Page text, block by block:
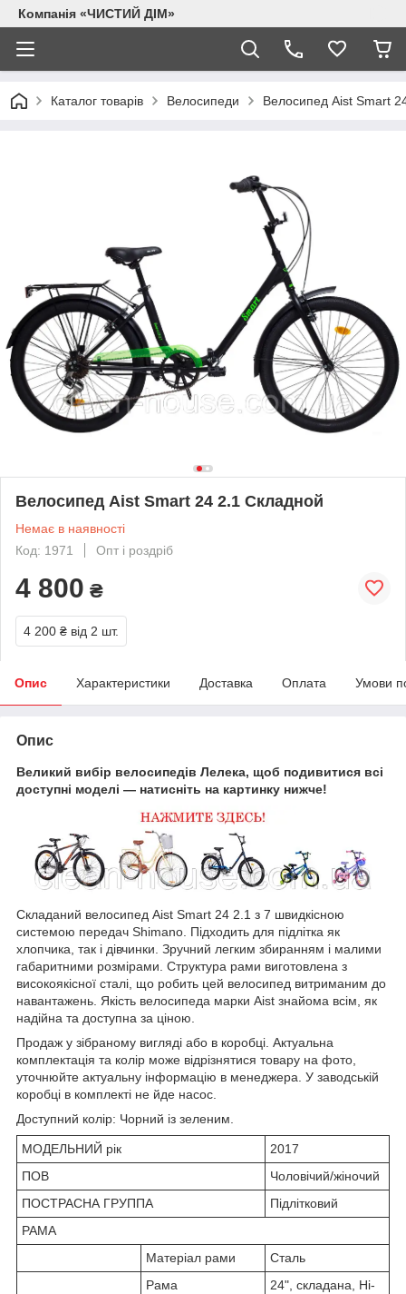
Компанія «ЧИСТИЙ ДІМ»
Каталог товарів Велосипеди Велосипед Aist Smart
Велосипед Aist Smart 24 2.1 Складной
Немає в наявності
Код: 1971
Опт і роздріб
4 800 ₴
4 200 ₴ від 2 шт.
Опис Характеристики Доставка Оплата Умови
Опис
Великий вибір велосипедів Лелека, щоб подивитися всі
доступні моделі — натисніть на картинку нижче!
Складаний велосипед Aist Smart 24 2.1 з 7 швидкісною
системою передач Shimano. Підходить для підлітка як
хлопчика, так і дівчинки. Зручний легким збиранням і малими
габаритними розмірами. Структура рами виготовлена з
високоякісної сталі, що робить цей велосипед витриманим до
навантажень. Якість велосипеда марки Aist знайома всім, як
надійна та доступна за ціною.
Продаж у зібраному вигляді або в коробці. Актуальна
комплектація та колір може відрізнятися товару на фото,
уточнюйте актуальну інформацію в менеджера. У заводській
коробці в комплекті не йде насос.
Доступний колір: Чорний із зеленим.
МОДЕЛЬНИЙ рік
2017
ПОВ
Чоловічий/жіночий
ПОСТРАСНА ГРУППА
Підлітковий
РАМА
Матеріал рами
Сталь
Рама
24", складана, Hi-